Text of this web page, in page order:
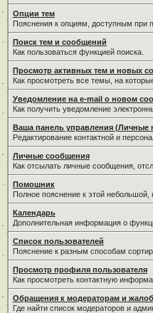
Опции тем
Пояснения к опциям, доступным при
Поиск тем и сообщений
Как пользоваться функцией поиска.
Просмотр активных тем и новых
Как просмотреть все темы, на
Уведомление на е-mail о новом
Как получить уведомление
Ваша панель управления (Личные
Редактирование контактной и
Личные сообщения
Как отсылать личные сообщения,
Помошник
Полное пояснение к этой
Календарь
Дополнительная информация о
Список пользователей
Пояснение к разным способам
Просмотр профиля пользователя
Как просмотреть контактную
Обращения к модераторам и
Где найти список модераторов и